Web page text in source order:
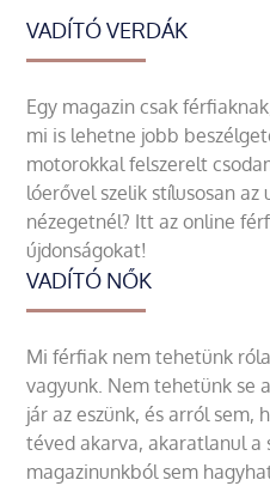
VADÍTÓ VERDÁK
Egy magazin csak
mi is lehetne jobb
motorokkal felszerelt
lóerővel szelik stílusosan
nézegetnél? Itt az online
újdonságokat!
VADÍTÓ NŐK
Mi férfiak nem tehetünk
vagyunk. Nem tehetünk se
jár az eszünk, és arról sem,
téved akarva, akaratlanul a
magazinunkból sem